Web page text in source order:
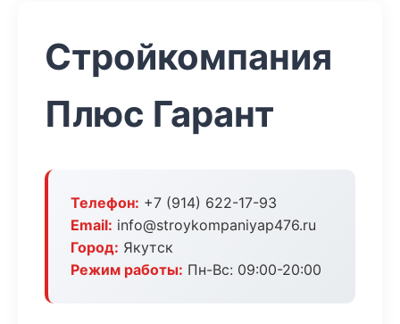
Стройкомпания
Плюс Гарант
Телефон: +7 (914) 622-17-93
Email: info@stroykompaniyap476.ru
Город: Якутск
Режим работы: Пн-Вс: 09:00-20:00